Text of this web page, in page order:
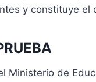
y constituye el
Ministerio de